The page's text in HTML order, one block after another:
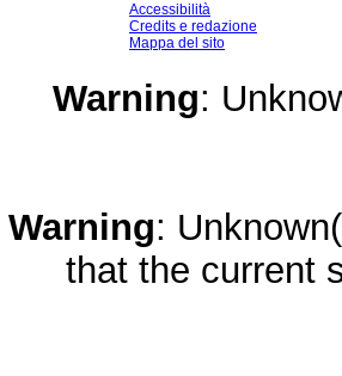
Accessibilità
Credits e redazione
Mappa del sito
Warning:
Warning:
that the current